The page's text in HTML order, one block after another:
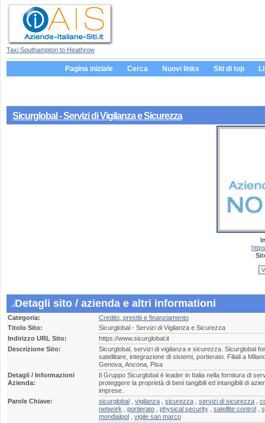
Taxi Southampton to Heathrow
Pagina iniziale Cerca Nuovi links Siti di top
Sicurglobal - Servizi di Vigilanza e Sicurezza
Detagli sito / azienda e altri informationi
Categoria:
Credito, prestiti e finanziamento
Titolo Sito:
Sicurglobal - Servizi di Vigilanza e Sicurezza
Indirizzo URL Sito:
https://www.sicurglobal.it
Descrizione Sito:
Sicurglobal, servizi di vigilanza e sicurezza. Sicurglobal
satellitare, integrazione di sistemi, portierato. Filiali a
Genova, Ancona, Pisa
Detagli / Informazioni
Azienda:
Il Gruppo Sicurglobal è leader in Italia nella fornitura di
proteggere la proprietà di beni tangibili ed intangibili di
imprese.
Parole Chiave:
sicurglobal vigilanza sicurezza servizi di sicurezza
network
portierato physical security satellite control
mondialpol
vigile san marco